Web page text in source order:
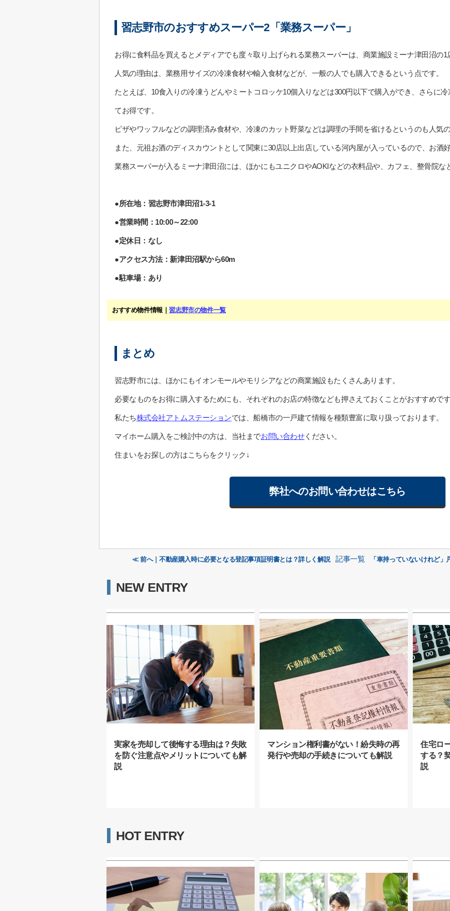
習志野市のおすすめスーパー2「業務スーパー」
お得に食料品を買えるとメディアでも度々取り上げられる業務スーパーは、商業施設ミーナ津田沼の
人気の理由は、業務用サイズの冷凍食材や輸入食材などが、一般の人でも購入できるという点です。
たとえば、10食入りの冷凍うどんやミートコロッケ10個入りなどは300円以下で購入ができ、さらに
てお得です。
ピザやワッフルなどの調理済み食材や、冷凍のカット野菜などは調理の手間を省けるというのも人気
また、元祖お酒のディスカウントとして関東に30店以上出店している河内屋が入っているので、お酒
業務スーパーが入るミーナ津田沼には、ほかにもユニクロやAOKIなどの衣料品や、カフェ、整骨院な
●所在地：習志野市津田沼1-3-1
●営業時間：10:00～22:00
●定休日：なし
●アクセス方法：新津田沼駅から60m
●駐車場：あり
おすすめ物件情報｜習志野市の物件一覧
まとめ
習志野市には、ほかにもイオンモールやモリシアなどの商業施設もたくさんあります。
必要なものをお得に購入するためにも、それぞれのお店の特徴なども押さえておくことがおすすめで
私たち株式会社アトムステーションでは、船橋市の一戸建て情報を種類豊富に取り扱っております。
マイホーム購入をご検討中の方は、当社までお問い合わせください。
住まいをお探しの方はこちらをクリック↓
弊社へのお問い合わせはこちら
≪ 前へ｜不動産購入時に必要となる登記事項証明書とは？詳しく解説 記事一覧 「車持っていないけれど
NEW ENTRY
実家を売却して後悔する理由は？失敗
を防ぐ注意点やメリットについても解
説
マンション権利書がない！紛失時の再
発行や売却の手続きについても解説
住宅ロ
する？
説
HOT ENTRY